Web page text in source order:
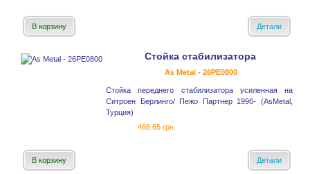
В корзину Детали
Стойка стабилизатора
As Metal - 26PE0800
Стойка переднего стабилизатора усиленная на
Ситроен Берлинго/ Пежо Партнер 1996- (AsMetal,
Турция)
468.65 грн.
В корзину Детали